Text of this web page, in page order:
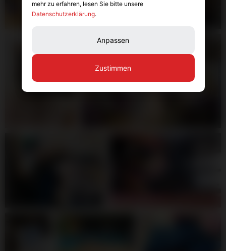
mehr zu erfahren, lesen Sie bitte unsere
Datenschutzerklärung.
Anpassen
Zustimmen